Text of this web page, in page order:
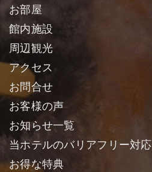
お部屋
館内施設
周辺観光
アクセス
お問合せ
お客様の声
お知らせ一覧
当ホテルのバリアフリー対応
お得な特典